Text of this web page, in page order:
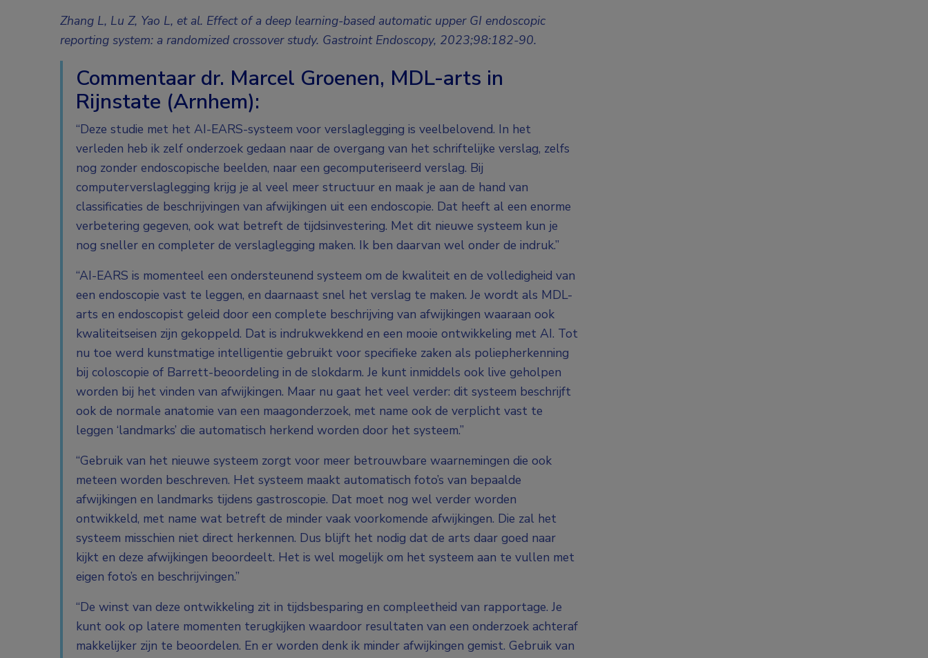
Zhang L, Lu Z, Yao L, et al. Effect of a deep learning-based automatic upper GI endoscopic
reporting system: a randomized crossover study. Gastroint Endoscopy, 2023;98:182-90.
Commentaar dr. Marcel Groenen, MDL-arts in
Rijnstate (Arnhem):
“Deze studie met het AI-EARS-systeem voor verslaglegging is veelbelovend. In het
verleden heb ik zelf onderzoek gedaan naar de overgang van het schriftelijke verslag, zelfs
nog zonder endoscopische beelden, naar een gecomputeriseerd verslag. Bij
computerverslaglegging krijg je al veel meer structuur en maak je aan de hand van
classificaties de beschrijvingen van afwijkingen uit een endoscopie. Dat heeft al een enorme
verbetering gegeven, ook wat betreft de tijdsinvestering. Met dit nieuwe systeem kun je
nog sneller en completer de verslaglegging maken. Ik ben daarvan wel onder de indruk.”
“AI-EARS is momenteel een ondersteunend systeem om de kwaliteit en de volledigheid van
een endoscopie vast te leggen, en daarnaast snel het verslag te maken. Je wordt als MDL-
arts en endoscopist geleid door een complete beschrijving van afwijkingen waaraan ook
kwaliteitseisen zijn gekoppeld. Dat is indrukwekkend en een mooie ontwikkeling met AI. Tot
nu toe werd kunstmatige intelligentie gebruikt voor specifieke zaken als poliepherkenning
bij coloscopie of Barrett-beoordeling in de slokdarm. Je kunt inmiddels ook live geholpen
worden bij het vinden van afwijkingen. Maar nu gaat het veel verder: dit systeem beschrijft
ook de normale anatomie van een maagonderzoek, met name ook de verplicht vast te
leggen ‘landmarks’ die automatisch herkend worden door het systeem.”
“Gebruik van het nieuwe systeem zorgt voor meer betrouwbare waarnemingen die ook
meteen worden beschreven. Het systeem maakt automatisch foto’s van bepaalde
afwijkingen en landmarks tijdens gastroscopie. Dat moet nog wel verder worden
ontwikkeld, met name wat betreft de minder vaak voorkomende afwijkingen. Die zal het
systeem misschien niet direct herkennen. Dus blijft het nodig dat de arts daar goed naar
kijkt en deze afwijkingen beoordeelt. Het is wel mogelijk om het systeem aan te vullen met
eigen foto’s en beschrijvingen.”
“De winst van deze ontwikkeling zit in tijdsbesparing en compleetheid van rapportage. Je
kunt ook op latere momenten terugkijken waardoor resultaten van een onderzoek achteraf
makkelijker zijn te beoordelen. En er worden denk ik minder afwijkingen gemist. Gebruik van